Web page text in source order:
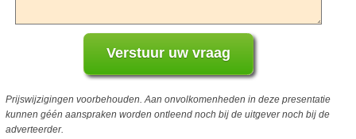
Prijswijzigingen voorbehouden. Aan onvolkomenheden in deze presentatie
kunnen géén aanspraken worden ontleend noch bij de uitgever noch bij de
adverteerder.